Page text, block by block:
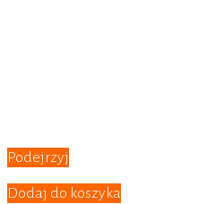
Podejrzyj
Dodaj do koszyka